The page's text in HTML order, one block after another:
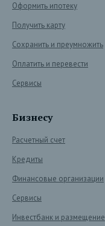
Оформить ипотеку
Получить карту
Сохранить и преумножить
Оплатить и перевести
Сервисы
Бизнесу
Расчетный счет
Кредиты
Финансовые организации
Сервисы
Инвестбанк и размещение